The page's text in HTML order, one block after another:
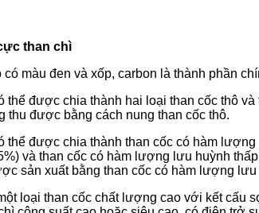
than chì
có màu đen và xốp, carbon là thành phần
thể được chia thành hai loại than cốc thô
thu được bằng cách nung than cốc thô.
thể được chia thành than cốc có hàm
và than cốc có hàm lượng lưu huỳnh
sản xuất bằng than cốc có hàm lượng lưu
loại than cốc chất lượng cao với kết cấu